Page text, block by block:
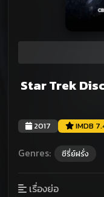
Star Trek
2017 IMDB
Genres: ซีรี่ย์ฝรั่ง
เรื่องย่อ